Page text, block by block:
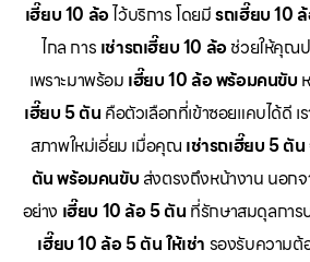
เฮี๊ยบ 10 ล้อไว้บริการ โดยมีรถเฮี๊ยบ 10 ล้
ไกล การ เช่ารถเฮี๊ยบ 10 ล้อช่วยให้คุณป
เพราะมาพร้อม เฮี๊ยบ 10 ล้อ พร้อมคนขับ
เฮี๊ยบ 5 ตัน คือตัวเลือกที่เข้าซอยแคบได้ดี เ
สภาพใหม่เอี่ยม เมื่อคุณ เช่ารถเฮี๊ยบ 5 ตัน
ตัน พร้อมคนขับ ส่งตรงถึงหน้างาน นอก
อย่าง เฮี๊ยบ 10 ล้อ 5 ตัน ที่รักษาสมดุลการ
เฮี๊ยบ 10 ล้อ 5 ตัน ให้เช่า รองรับความต้